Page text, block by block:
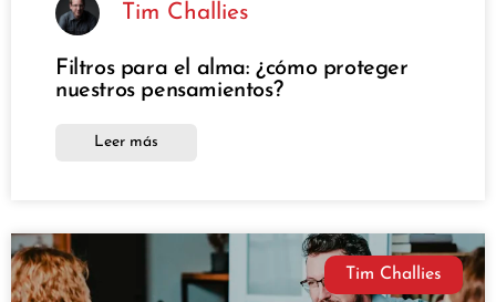
Tim Challies
Filtros para el alma: ¿cómo proteger
nuestros pensamientos?
Leer más
Tim Challies